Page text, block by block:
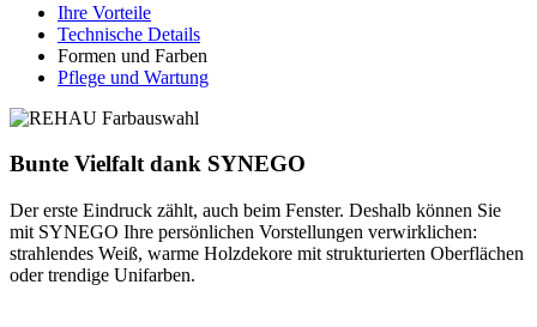
Ihre Vorteile
Technische Details
Formen und Farben
Pflege und Wartung
Bunte Vielfalt dank SYNEGO
Der erste Eindruck zählt, auch beim Fenster. Deshalb können Sie
mit SYNEGO Ihre persönlichen Vorstellungen verwirklichen:
strahlendes Weiß, warme Holzdekore mit strukturierten Oberflächen
oder trendige Unifarben.